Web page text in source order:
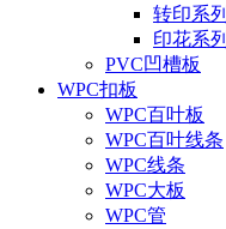
转印系列
印花系列
PVC凹槽板
WPC扣板
WPC百叶板
WPC百叶线条
WPC线条
WPC大板
WPC管